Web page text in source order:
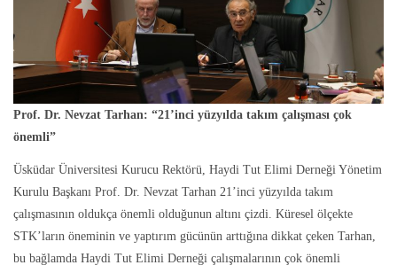
Prof. Dr. Nevzat Tarhan: “21’inci yüzyılda takım çalışması çok
önemli”
Üsküdar Üniversitesi Kurucu Rektörü, Haydi Tut Elimi Derneği Yönetim
Kurulu Başkanı Prof. Dr. Nevzat Tarhan 21’inci yüzyılda takım
çalışmasının oldukça önemli olduğunun altını çizdi. Küresel ölçekte
STK’ların öneminin ve yaptırım gücünün arttığına dikkat çeken Tarhan,
bu bağlamda Haydi Tut Elimi Derneği çalışmalarının çok önemli